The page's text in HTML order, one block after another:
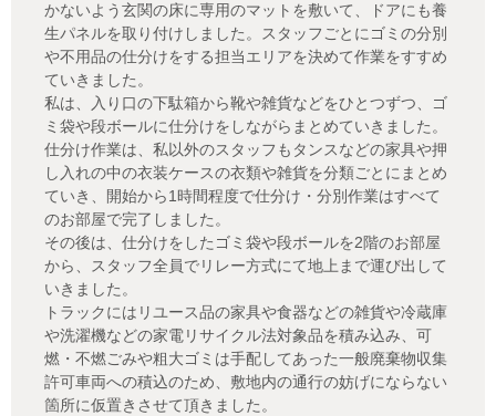
かないよう玄関の床に専用のマットを敷いて、ドアにも養
生パネルを取り付けしました。スタッフごとにゴミの分別
や不用品の仕分けをする担当エリアを決めて作業をすすめ
ていきました。
私は、入り口の下駄箱から靴や雑貨などをひとつずつ、ゴ
ミ袋や段ボールに仕分けをしながらまとめていきました。
仕分け作業は、私以外のスタッフもタンスなどの家具や押
し入れの中の衣装ケースの衣類や雑貨を分類ごとにまとめ
ていき、開始から1時間程度で仕分け・分別作業はすべて
のお部屋で完了しました。
その後は、仕分けをしたゴミ袋や段ボールを2階のお部屋
から、スタッフ全員でリレー方式にて地上まで運び出して
いきました。
トラックにはリユース品の家具や食器などの雑貨や冷蔵庫
や洗濯機などの家電リサイクル法対象品を積み込み、可
燃・不燃ごみや粗大ゴミは手配してあった一般廃棄物収集
許可車両への積込のため、敷地内の通行の妨げにならない
箇所に仮置きさせて頂きました。